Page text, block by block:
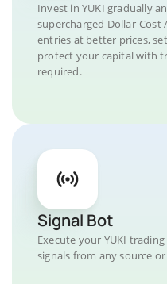
Invest in YUKI gradually
supercharged Dollar-
entries at better prices,
protect your capital with
required.
Signal Bot
Execute your YUKI
signals from any source